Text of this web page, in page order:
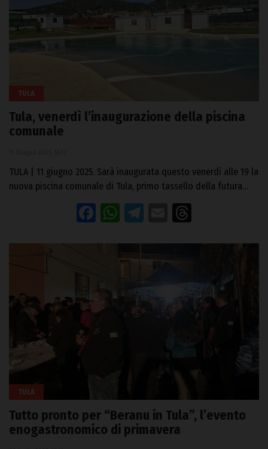
TULA
Tula, venerdì l’inaugurazione della piscina
comunale
TULA | 11 giugno 2025. Sarà inaugurata questo venerdì alle 19 la
nuova piscina comunale di Tula, primo tassello della futura…
Facebook
WhatsApp
Telegram
Email
TULA
Tutto pronto per “Beranu in Tula”, l’evento
enogastronomico di primavera